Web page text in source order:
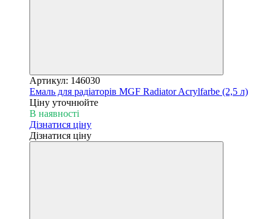
Артикул: 146030
Емаль для радіаторів MGF Radiator Acrylfarbe (2,5 л)
Ціну уточнюйте
В наявності
Дізнатися ціну
Дізнатися ціну